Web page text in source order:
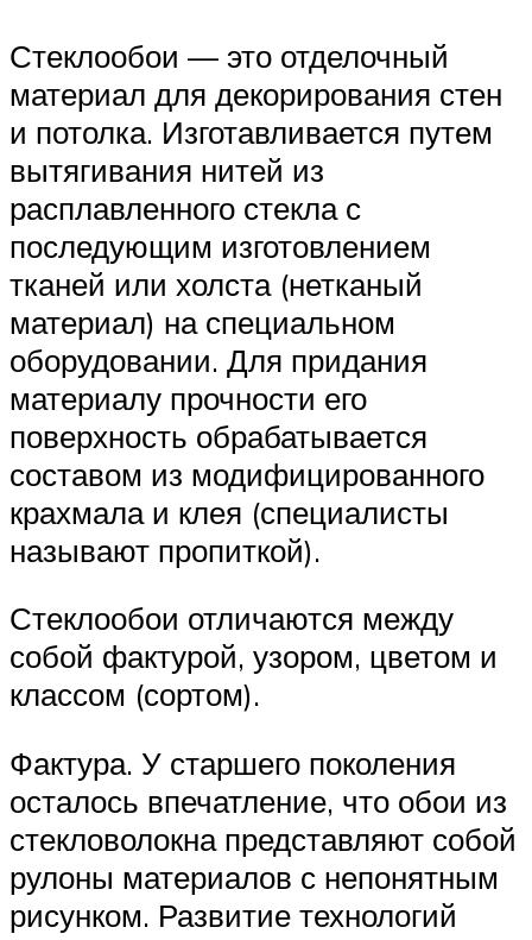
Стеклообои — это отделочный
материал для декорирования стен
и потолка. Изготавливается путем
вытягивания нитей из
расплавленного стекла с
последующим изготовлением
тканей или холста (нетканый
материал) на специальном
оборудовании. Для придания
материалу прочности его
поверхность обрабатывается
составом из модифицированного
крахмала и клея (специалисты
называют пропиткой).
Стеклообои отличаются между
собой фактурой, узором, цветом и
классом (сортом).
Фактура. У старшего поколения
осталось впечатление, что обои из
стекловолокна представляют собой
рулоны материалов с непонятным
рисунком. Развитие технологий